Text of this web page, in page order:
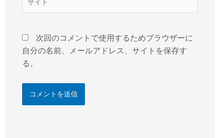
次回のコメントで使用するためブラウザーに
自分の名前、メールアドレス、サイトを保存す
る。